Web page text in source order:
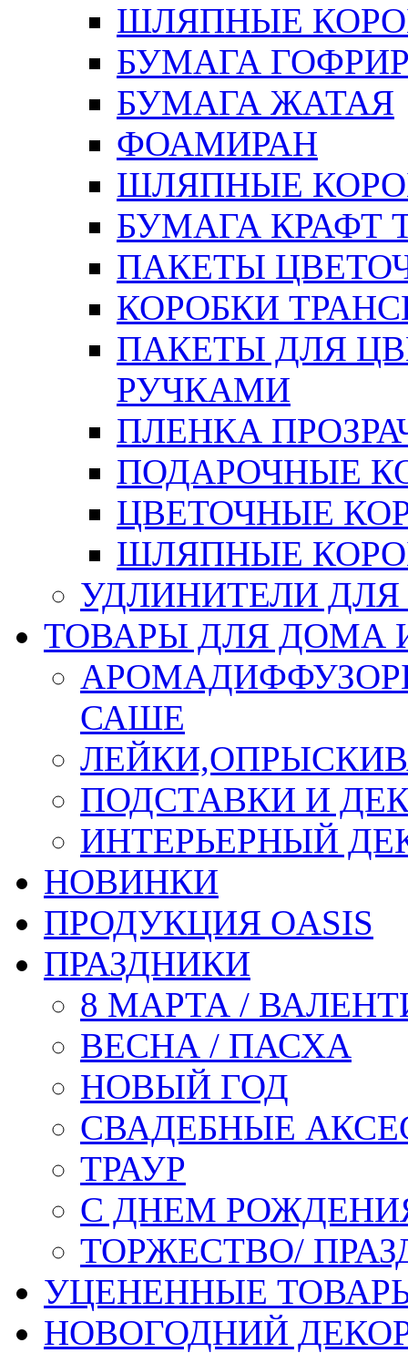
ШЛЯПНЫЕ
БУМАГА
БУМАГА ЖАТАЯ
ФОАМИРАН
ШЛЯПНЫЕ
БУМАГА КРАФТ
ПАКЕТЫ
КОРОБКИ
ПАКЕТЫ ДЛЯ
РУЧКАМИ
ПЛЕНКА
ПОДАРОЧНЫЕ
ЦВЕТОЧНЫЕ
ШЛЯПНЫЕ
УДЛИНИТЕЛИ
ТОВАРЫ ДЛЯ ДОМА
САШЕ
ПОДСТАВКИ И
ИНТЕРЬЕРНЫЙ
НОВИНКИ
ПРОДУКЦИЯ OASIS
ПРАЗДНИКИ
8 МАРТА /
ВЕСНА / ПАСХА
НОВЫЙ ГОД
СВАДЕБНЫЕ
ТРАУР
С ДНЕМ
ТОРЖЕСТВО/
УЦЕНЕННЫЕ
НОВОГОДНИЙ